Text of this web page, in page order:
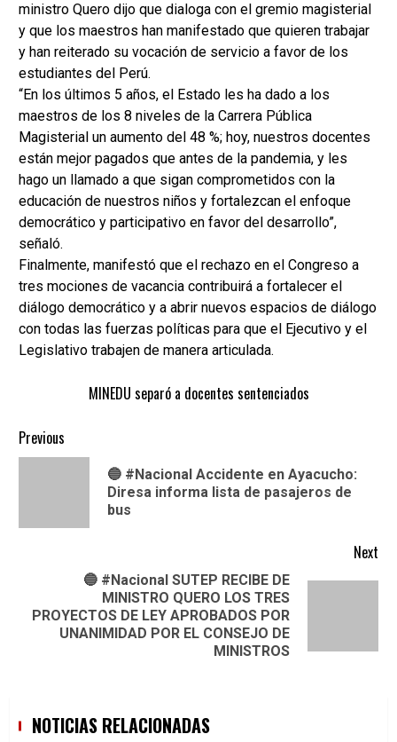
ministro Quero dijo que dialoga con el gremio magisterial
y que los maestros han manifestado que quieren trabajar
y han reiterado su vocación de servicio a favor de los
estudiantes del Perú.
“En los últimos 5 años, el Estado les ha dado a los
maestros de los 8 niveles de la Carrera Pública
Magisterial un aumento del 48 %; hoy, nuestros docentes
están mejor pagados que antes de la pandemia, y les
hago un llamado a que sigan comprometidos con la
educación de nuestros niños y fortalezcan el enfoque
democrático y participativo en favor del desarrollo”,
señaló.
Finalmente, manifestó que el rechazo en el Congreso a
tres mociones de vacancia contribuirá a fortalecer el
diálogo democrático y a abrir nuevos espacios de diálogo
con todas las fuerzas políticas para que el Ejecutivo y el
Legislativo trabajen de manera articulada.
MINEDU separó a docentes sentenciados
Continue
Previous
🔵 #Nacional Accidente en Ayacucho:
Diresa informa lista de pasajeros de
bus
Next
Next
🔵 #Nacional SUTEP RECIBE DE
MINISTRO QUERO LOS TRES
PROYECTOS DE LEY APROBADOS POR
UNANIMIDAD POR EL CONSEJO DE
MINISTROS
NOTICIAS RELACIONADAS